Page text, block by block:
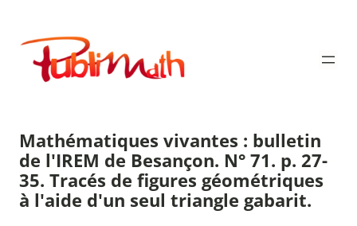
contenu
Publimath
Mathématiques vivantes : bulletin
de l'IREM de Besançon. N° 71. p. 27-
35. Tracés de figures géométriques
à l'aide d'un seul triangle gabarit.